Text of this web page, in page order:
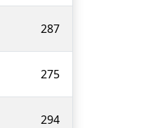
287
275
294